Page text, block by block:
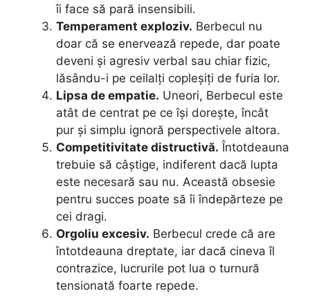
îi face să pară insensibili.
Temperament exploziv. Berbecul nu
doar că se enervează repede, dar poate
deveni și agresiv verbal sau chiar fizic,
lăsându-i pe ceilalți copleșiți de furia lor.
Lipsa de empatie. Uneori, Berbecul este
atât de centrat pe ce își dorește, încât
pur și simplu ignoră perspectivele altora.
Competitivitate distructivă. Întotdeauna
trebuie să câștige, indiferent dacă lupta
este necesară sau nu. Această obsesie
pentru succes poate să îi îndepărteze pe
cei dragi.
Orgoliu excesiv. Berbecul crede că are
întotdeauna dreptate, iar dacă cineva îl
contrazice, lucrurile pot lua o turnură
tensionată foarte repede.